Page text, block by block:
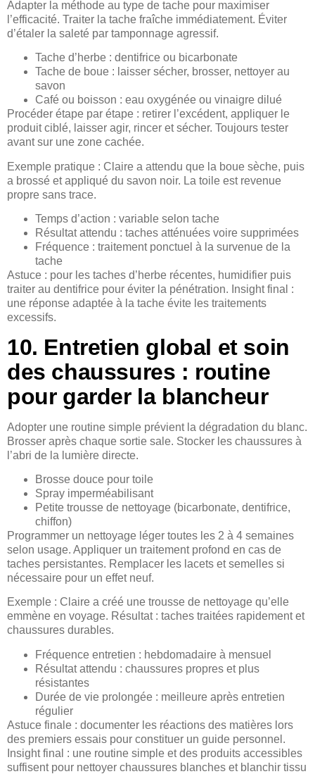
Adapter la méthode au type de tache pour maximiser
l’efficacité. Traiter la tache fraîche immédiatement. Éviter
d’étaler la saleté par tamponnage agressif.
Tache d’herbe : dentifrice ou bicarbonate
Tache de boue : laisser sécher, brosser, nettoyer au
savon
Café ou boisson : eau oxygénée ou vinaigre dilué
Procéder étape par étape : retirer l’excédent, appliquer le
produit ciblé, laisser agir, rincer et sécher. Toujours tester
avant sur une zone cachée.
Exemple pratique : Claire a attendu que la boue sèche, puis
a brossé et appliqué du savon noir. La toile est revenue
propre sans trace.
Temps d’action : variable selon tache
Résultat attendu : taches atténuées voire supprimées
Fréquence : traitement ponctuel à la survenue de la
tache
Astuce : pour les taches d’herbe récentes, humidifier puis
traiter au dentifrice pour éviter la pénétration. Insight final :
une réponse adaptée à la tache évite les traitements
excessifs.
10. Entretien global et soin
des chaussures : routine
pour garder la blancheur
Adopter une routine simple prévient la dégradation du blanc.
Brosser après chaque sortie sale. Stocker les chaussures à
l’abri de la lumière directe.
Brosse douce pour toile
Spray imperméabilisant
Petite trousse de nettoyage (bicarbonate, dentifrice,
chiffon)
Programmer un nettoyage léger toutes les 2 à 4 semaines
selon usage. Appliquer un traitement profond en cas de
taches persistantes. Remplacer les lacets et semelles si
nécessaire pour un effet neuf.
Exemple : Claire a créé une trousse de nettoyage qu’elle
emmène en voyage. Résultat : taches traitées rapidement et
chaussures durables.
Fréquence entretien : hebdomadaire à mensuel
Résultat attendu : chaussures propres et plus
résistantes
Durée de vie prolongée : meilleure après entretien
régulier
Astuce finale : documenter les réactions des matières lors
des premiers essais pour constituer un guide personnel.
Insight final : une routine simple et des produits accessibles
suffisent pour nettoyer chaussures blanches et blanchir tissu